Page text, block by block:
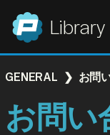
Panic Library
GENERAL お問
お問い